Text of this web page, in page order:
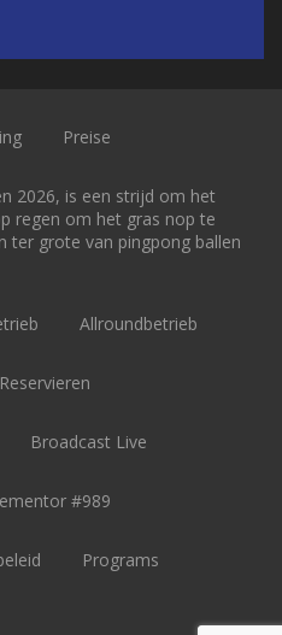
Preise
2026, is een strijd om het
regen om het gras nop te
ter grote van pingpong ballen
Allroundbetrieb
Reservieren
Broadcast Live
#989
Programs